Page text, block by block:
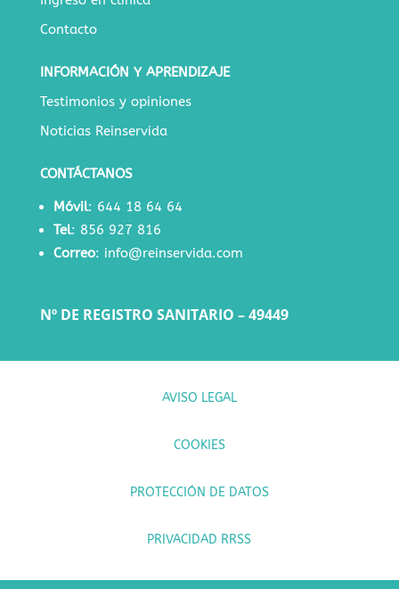
Contacto
INFORMACIÓN Y APRENDIZAJE
Testimonios y opiniones
Noticias Reinservida
CONTÁCTANOS
Móvil: 644 18 64 64
Tel: 856 927 816
Correo: info@reinservida.com
Nº DE REGISTRO SANITARIO – 49449
AVISO LEGAL
COOKIES
PROTECCIÓN DE DATOS
PRIVACIDAD RRSS